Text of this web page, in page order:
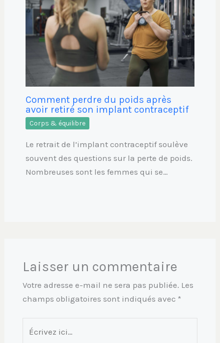
Comment perdre du poids après
avoir retiré son implant contraceptif
Corps & équilibre
Le retrait de l’implant contraceptif soulève
souvent des questions sur la perte de poids.
Nombreuses sont les femmes qui se…
Laisser un commentaire
Votre adresse e-mail ne sera pas publiée. Les
champs obligatoires sont indiqués avec *